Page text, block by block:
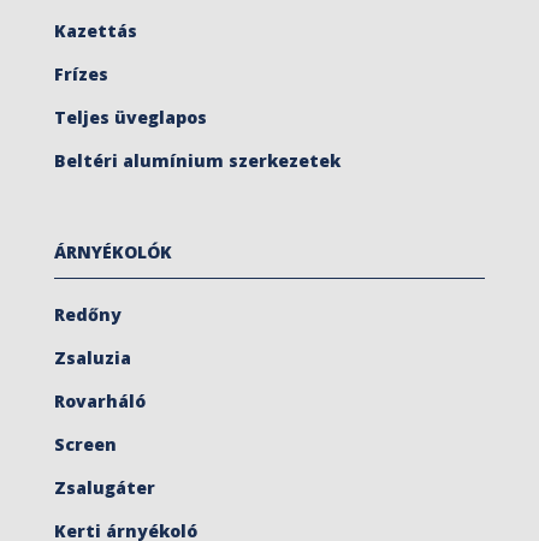
Kazettás
Frízes
Teljes üveglapos
Beltéri alumínium szerkezetek
ÁRNYÉKOLÓK
Redőny
Zsaluzia
Rovarháló
Screen
Zsalugáter
Kerti árnyékoló